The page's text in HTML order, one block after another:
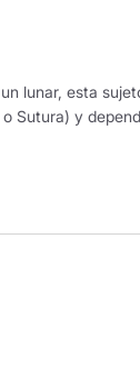
lunar, esta
Sutura) y